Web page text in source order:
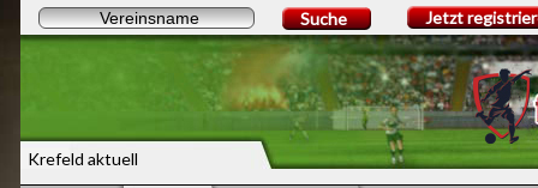
Krefeld aktuell
Suche Jetzt